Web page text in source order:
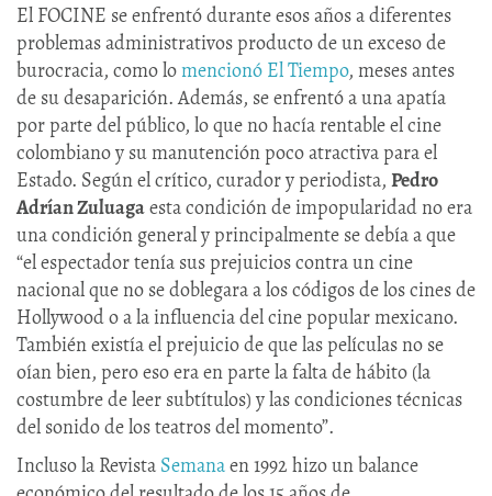
El FOCINE se enfrentó durante esos años a diferentes
problemas administrativos producto de un exceso de
burocracia, como lomencionó El Tiempo, meses antes
de su desaparición. Además, se enfrentó a una apatía
por parte del público, lo que no hacía rentable el cine
colombiano y su manutención poco atractiva para el
Estado. Según el crítico, curador y periodista, Pedro
Adrían Zuluagaesta condición de impopularidad no era
una condición general y principalmente se debía a que
“el espectador tenía sus prejuicios contra un cine
nacional que no se doblegara a los códigos de los cines de
Hollywood o a la influencia del cine popular mexicano.
También existía el prejuicio de que las películas no se
oían bien, pero eso era en parte la falta de hábito (la
costumbre de leer subtítulos) y las condiciones técnicas
del sonido de los teatros del momento”.
Incluso la Revista Semanaen 1992 hizo un balance